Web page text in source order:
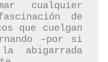
cualquier
de
que cuelgan
–por si
abigarrada